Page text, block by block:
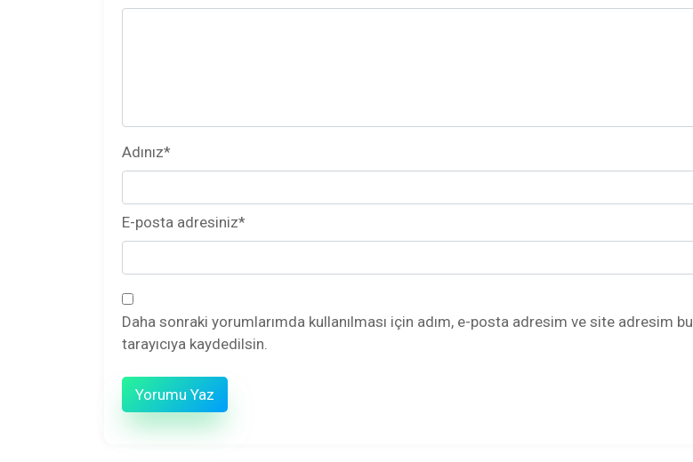
Adınız*
E-posta adresiniz*
Daha sonraki yorumlarımda kullanılması için adım, e-posta adresim ve site adresim bu
tarayıcıya kaydedilsin.